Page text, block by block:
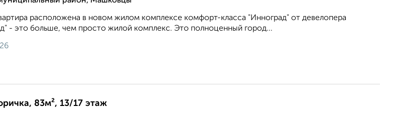
расположена в новом жилом комплексе комфорт-класса "Инноград" от девелопера
- это больше, чем просто жилой комплекс. Это полноценный город...
83м², 13/17 этаж